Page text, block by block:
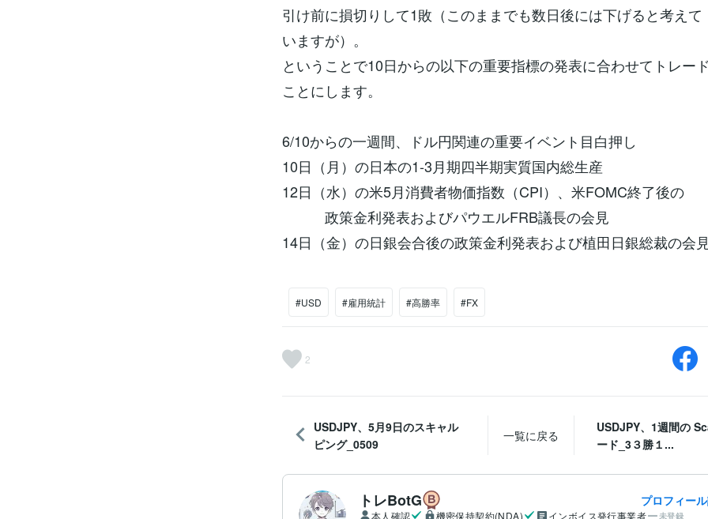
引け前に損切りして1敗（このままでも数日後には下げると考えて
いますが）。
ということで10日からの以下の重要指標の発表に合わせてトレー
ことにします。
6/10からの一週間、ドル円関連の重要イベント目白押し
10日（月）の日本の1-3月期四半期実質国内総生産
12日（水）の米5月消費者物価指数（CPI）、米FOMC終了後の
政策金利発表およびパウエルFRB議長の会見
14日（金）の日銀会合後の政策金利発表および植田日銀総裁の会
#USD #雇用統計 #高勝率 #FX
2
USDJPY、5月9日のスキャル
ピング_0509
一覧に戻る
USDJPY、1週間の
ード_3３勝１...
トレBotG プロフィー
本人確認 機密保持契約(NDA) インボイス発行事業者 未登録